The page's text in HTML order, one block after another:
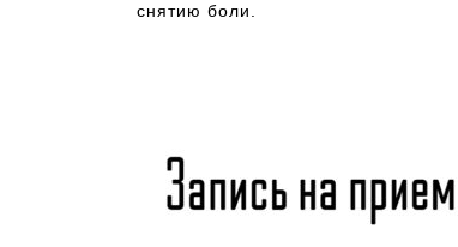
снятию боли.